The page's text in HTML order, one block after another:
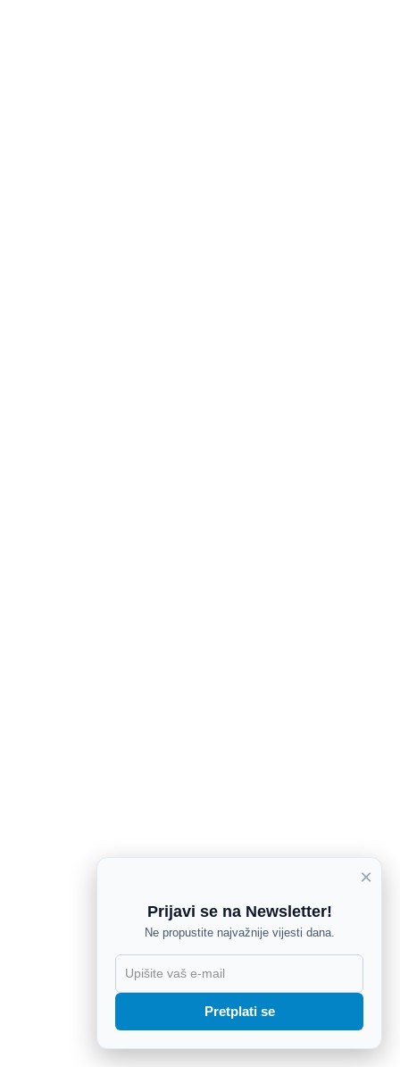
×
Prijavi se na Newsletter!
Ne propustite najvažnije vijesti dana.
Pretplati se